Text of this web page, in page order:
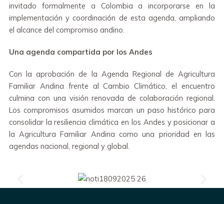
invitado formalmente a Colombia a incorporarse en la
implementación y coordinación de esta agenda, ampliando
el alcance del compromiso andino.
Una agenda compartida por los Andes
Con la aprobación de la Agenda Regional de Agricultura
Familiar Andina frente al Cambio Climático, el encuentro
culmina con una visión renovada de colaboración regional.
Los compromisos asumidos marcan un paso histórico para
consolidar la resiliencia climática en los Andes y posicionar a
la Agricultura Familiar Andina como una prioridad en las
agendas nacional, regional y global.